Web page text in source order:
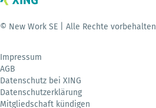
© New Work SE | Alle Rechte vorbehalten
Impressum
AGB
Datenschutz bei XING
Datenschutzerklärung
Mitgliedschaft kündigen